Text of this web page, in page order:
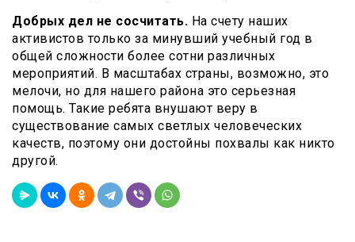
Добрых дел не сосчитать. На счету наших
активистов только за минувший учебный год в
общей сложности более сотни различных
мероприятий. В масштабах страны, возможно, это
мелочи, но для нашего района это серьезная
помощь. Такие ребята внушают веру в
существование самых светлых человеческих
качеств, поэтому они достойны похвалы как никто
другой.